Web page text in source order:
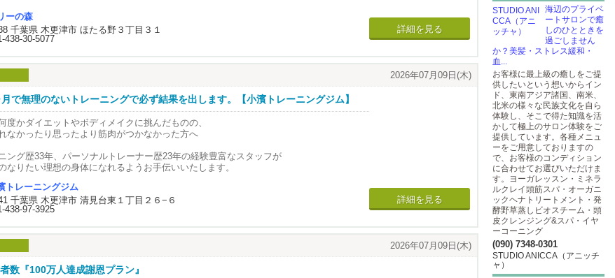
師 矢羽田 みほです🌹
#出張美容#移動美容#福祉美容#介護美容#在宅美容
ださいね♪』と
せて頂きました(o^^o)
も気兼ねなく
は
16時です。
間外でも
す！
金 1,000円
ね。
丁寧な施術を
きたいと考えております。
悪口言ってると
聞こえてますよ。
ないからと
ないとか､
な事を言うのは
対応だと言うことです。
から
出来ないお客様にも
せるお客様と同じように
ております。
って無いように
客様でも
に話し掛けております。
かしさを感じる落ち着いた空間で、こだわりの味とともにゆったりとしたひとときをお
ださい
ーの森
千葉県 木更津市 ほたる野３丁目３１
438-30-5077
詳細を見る
2026年07月09日(木)
で無理のないトレーニングで必ず結果を出します。【小濱トレーニングジム】
度かダイエットやボディメイクに挑んだものの、
なかったり思ったより筋肉がつかなかった方へ
ング歴33年、パーソナルトレーナー歴23年の経験豊富なスタッフが
なりたい理想の身体になれるようお手伝いいたします。
安心！女性特有のお悩みを持つ方でも体型改善できるよう
ソナルトレーナーがサポート致します。
-16.6％
トレーニングジム
千葉県 木更津市 清見台東１丁目２６−６
438-97-3925
詳細を見る
2026年07月09日(木)
数『100万人達成謝恩プラン』
海辺のプライベ
ートサロンで癒
しのひとときを
過ごしません
か？美髪・ストレス緩和・
血...
お客様に最上級の癒しをご提
供したいという想いからイン
ド、東南アジア諸国、南米、
北米の様々な民族文化を自ら
体験し、そこで得た知識を活
かして極上のサロン体験をご
提供しています。各種メニュ
ーをご用意しておりますの
で、お客様のコンディション
に合わせてお選びいただけま
す。ヨーガレッスン・ミネラ
ルクレイ頭筋スパ・オーガニ
ックヘナトリートメント・発
酵野草蒸しビオスチーム・頭
皮クレンジング&スパ・イヤ
ーコーニング
(090) 7348-0301
STUDIO ANICCA（アニッチ
ャ）